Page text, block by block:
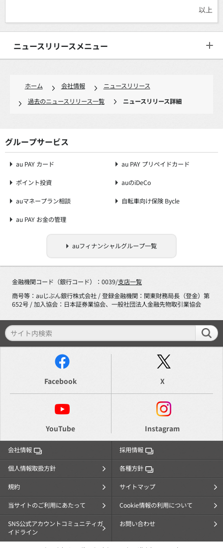
以上
ニュースリリースメニュー
ホーム 会社情報
ニュースリリース
過去のニュースリリース一覧
ニュースリリース詳細
グループサービス
au PAY カード au PAY プリペイドカード
ポイント投資 auのiDeCo
auマネープラン相談 自転車向け保険 Bycle
au PAY お金の管理
auフィナンシャルグループ一覧
金融機関コード（銀行コード）：0039/支店一覧
商号等：auじぶん銀行株式会社 / 登録金融機関：関東財務局長（登金）第
652号 / 加入協会：日本証券業協会、一般社団法人金融先物取引業協会
Facebook X
YouTube Instagram
会社情報 採用情報
個人情報取扱方針 各種方針
規約 サイトマップ
当サイトのご利用にあたって Cookie情報の利用について
SNS公式アカウントコミュニティガ
イドライン
お問い合わせ